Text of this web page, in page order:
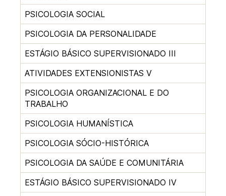
PSICOLOGIA SOCIAL
PSICOLOGIA DA PERSONALIDADE
ESTÁGIO BÁSICO SUPERVISIONADO III
ATIVIDADES EXTENSIONISTAS V
PSICOLOGIA ORGANIZACIONAL E DO
TRABALHO
PSICOLOGIA HUMANÍSTICA
PSICOLOGIA SÓCIO-HISTÓRICA
PSICOLOGIA DA SAÚDE E COMUNITÁRIA
ESTÁGIO BÁSICO SUPERVISIONADO IV